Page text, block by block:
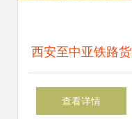
西安至中亚铁路货
运代理 打通丝绸之
查看详情